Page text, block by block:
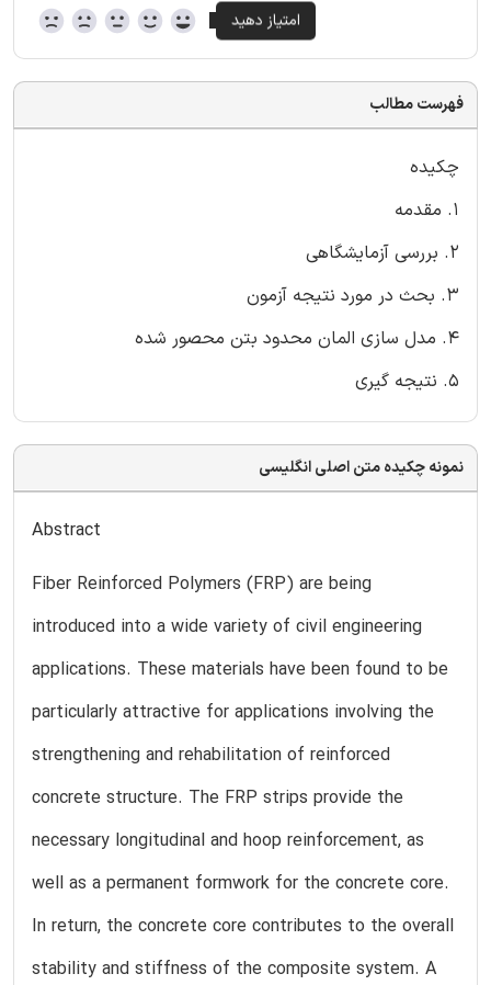
فهرست مطالب
چکیده
1. مقدمه
2. بررسی آزمایشگاهی
3. بحث در مورد نتیجه آزمون
4. مدل سازی المان محدود بتن محصور شده
5. نتیجه گیری
نمونه چکیده متن اصلی انگلیسی
Abstract
Fiber Reinforced Polymers (FRP) are being
introduced into a wide variety of civil engineering
applications. These materials have been found to be
particularly attractive for applications involving the
strengthening and rehabilitation of reinforced
concrete structure. The FRP strips provide the
necessary longitudinal and hoop reinforcement, as
well as a permanent formwork for the concrete core.
In return, the concrete core contributes to the overall
stability and stiffness of the composite system. A